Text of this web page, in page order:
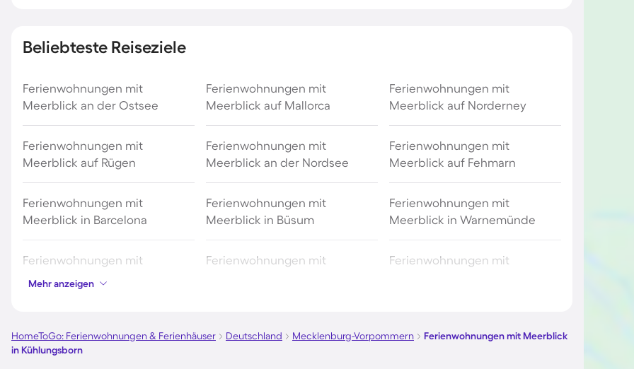
Beliebteste Reiseziele
Ferienwohnungen mit
Meerblick an der Ostsee
Ferienwohnungen mit
Meerblick auf Mallorca
Ferienwohnungen mit
Meerblick auf Norderney
Ferienwohnungen mit
Meerblick auf Rügen
Ferienwohnungen mit
Meerblick an der Nordsee
Ferienwohnungen mit
Meerblick auf Fehmarn
Ferienwohnungen mit
Meerblick in Barcelona
Ferienwohnungen mit
Meerblick in Büsum
Ferienwohnungen mit
Meerblick in Warnemünde
Ferienwohnungen mit
Meerblick auf Amrum
Ferienwohnungen mit
Ferienwohnungen mit
Meerblick in Timmendorfer
Strand
Meerblick in Travemünde
Meerblick in Heiligenhafen
Mehr anzeigen
HomeToGo: Ferienwohnungen & Ferienhäuser Deutschland Mecklenburg-Vorpommern
Ferienwohnungen mit Meerblick
in Kühlungsborn